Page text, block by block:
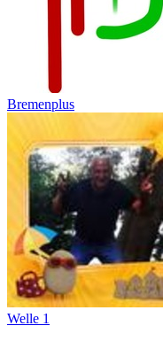
Bremenplus
Welle 1